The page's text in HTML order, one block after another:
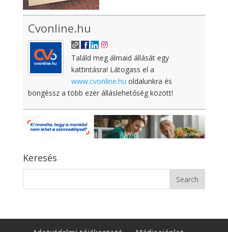
Cvonline.hu
Találd meg álmaid állását egy
kattintásra! Látogass el a
www.cvonline.hu oldalunkra és
böngéssz a több ezer álláslehetőség között!
Keresés